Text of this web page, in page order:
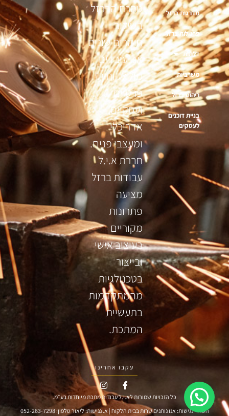
מדרגות ברזל
פרגולות ברזל
דלתות
משרביות
ריהוט ברזל
בניית דוכנים
לעסקים
טהרת הברזל
בשילוב
חומרים שונים
אנו עובדים
מול לקוחות
פרטיים
ועסקיים,
אדריכלי
ומעצבי פנים.
חברת א.י.ל
עבודות ברזל
מציעה
פתרונות
מקוריים
בעיצוב אישי
ובייצור
בטכנולגיות
מהמתקדמות
בתעשיית
המתכת.
עקבו אחרינו
כל הזכויות שמורות לא.י.ל עבודות מתכת מיוחדות בע״מ.
הסדרי נגישות: אנו נותנים שרות בבית הלקוח | א. נגישות: ליאור טלפון: 052-263-7298